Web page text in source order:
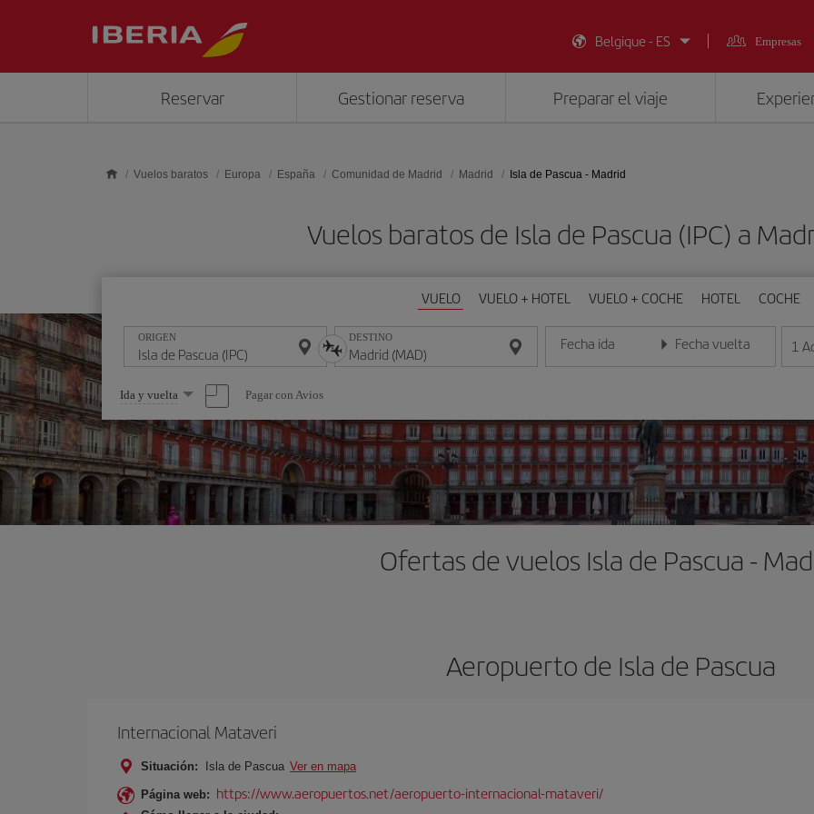
Belgique - ES
Empresas
Reservar Gestionar reserva Preparar el viaje
Vuelos baratos Europa España Comunidad de Madrid Madrid Isla de Pascua - Madrid
Vuelos baratos de Isla de Pascua (IPC) a
VUELO VUELO + HOTEL VUELO + COCHE HOTEL COCHE
ORIGEN DESTINO Fecha ida
Introduce la fecha en formato día/mes/año
Fecha vuelta
Introduce la fecha en 1
Seleccione
una
opción
Ida y vuelta Pagar con Avios
Ofertas de vuelos Isla de Pascua -
Aeropuerto de Isla de Pascua
Internacional Mataveri
Situación: Isla de Pascua Ver en mapa
Página web: https://www.aeropuertos.net/aeropuerto-internacional-mataveri/